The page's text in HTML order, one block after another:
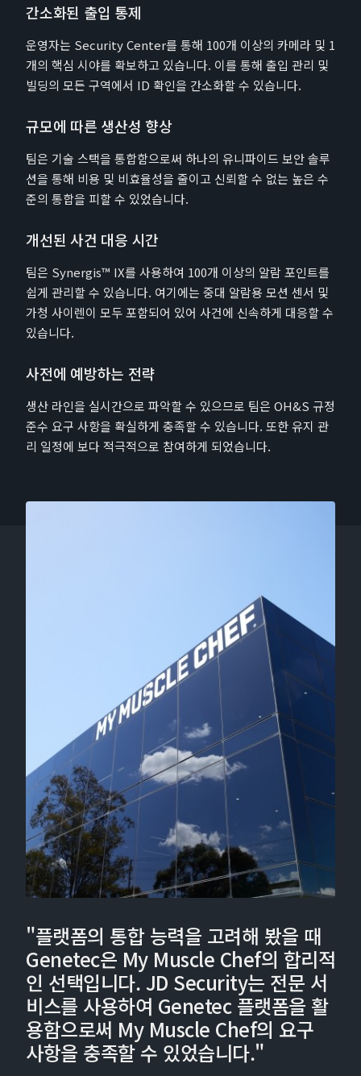
간소화된 출입 통제
운영자는 Security Center를 통해 100개 이상의 카메라 및 1
개의 핵심 시야를 확보하고 있습니다. 이를 통해 출입 관리 및
빌딩의 모든 구역에서 ID 확인을 간소화할 수 있습니다.
규모에 따른 생산성 향상
팀은 기술 스택을 통합함으로써 하나의 유니파이드 보안 솔루
션을 통해 비용 및 비효율성을 줄이고 신뢰할 수 없는 높은 수
준의 통합을 피할 수 있었습니다.
개선된 사건 대응 시간
팀은 Synergis™ IX를 사용하여 100개 이상의 알람 포인트를
쉽게 관리할 수 있습니다. 여기에는 중대 알람용 모션 센서 및
가청 사이렌이 모두 포함되어 있어 사건에 신속하게 대응할 수
있습니다.
사전에 예방하는 전략
생산 라인을 실시간으로 파악할 수 있으므로 팀은 OH&S 규정
준수 요구 사항을 확실하게 충족할 수 있습니다. 또한 유지 관
리 일정에 보다 적극적으로 참여하게 되었습니다.
"플랫폼의 통합 능력을 고려해 봤을 때
Genetec은 My Muscle Chef의 합리적
인 선택입니다. JD Security는 전문 서
비스를 사용하여 Genetec 플랫폼을 활
용함으로써 My Muscle Chef의 요구
사항을 충족할 수 있었습니다."